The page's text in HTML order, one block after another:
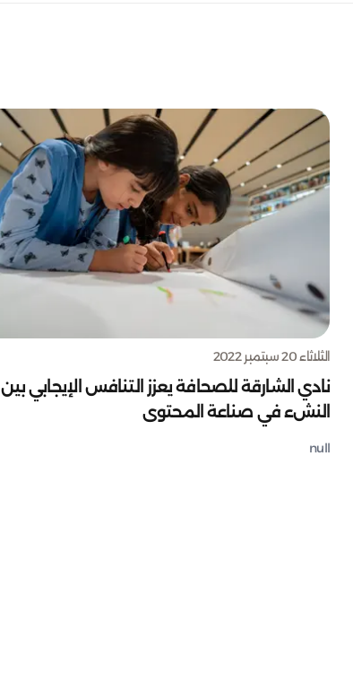
الثلاثاء 20 سبتمبر 2022
نادي الشارقة للصحافة يعزز التنافس الإيجابي بين
النشء في صناعة المحتوى
null